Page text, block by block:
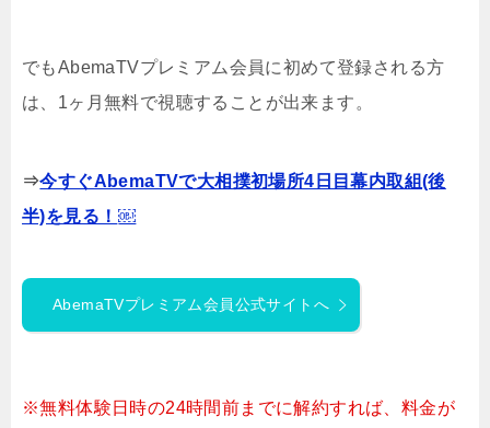
でもAbemaTVプレミアム会員に初めて登録される方
は、1ヶ月無料で視聴することが出来ます。
⇒今すぐAbemaTVで大相撲初場所4日目幕内取組(後
半)を見る！ ￼
AbemaTVプレミアム会員公式サイトへ
※無料体験日時の24時間前までに解約すれば、料金が